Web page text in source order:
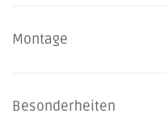
Montage
Besonderheiten